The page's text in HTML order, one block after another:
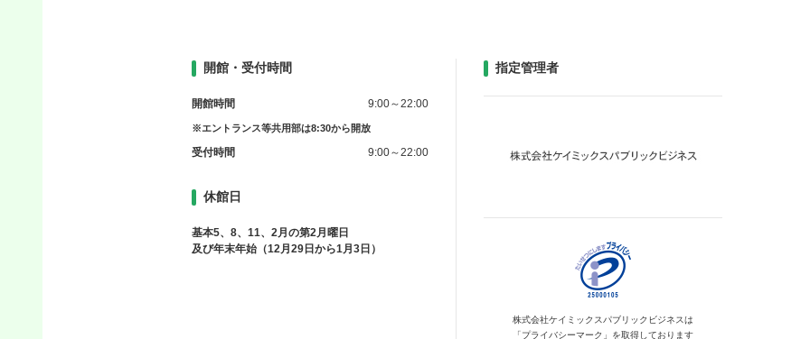
開館・受付時間
開館時間 9:00～22:00
※エントランス等共用部は8:30から開放
受付時間 9:00～22:00
休館日
基本5、8、11、2月の第2月曜日
及び年末年始（12月29日から1月3日）
指定管理者
株式会社ケイミックス パブリックビジネスは
「プライバシーマーク」を取得しております